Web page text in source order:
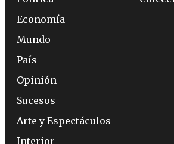
Economía
Mundo
País
Opinión
Sucesos
Arte y Espectáculos
Interior